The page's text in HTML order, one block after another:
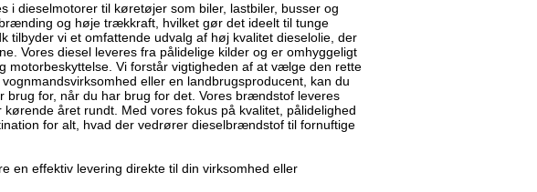
dieselmotorer til køretøjer som biler, lastbiler, busser og
og høje trækkraft, hvilket gør det ideelt til tunge
tilbyder vi et omfattende udvalg af høj kvalitet dieselolie, der
Vores diesel leveres fra pålidelige kilder og er omhyggeligt
Vi forstår vigtigheden af at vælge den rette
eller en landbrugsproducent, kan du
brug for, når du har brug for det. Vores brændstof leveres
året rundt. Med vores fokus på kvalitet, pålidelighed
for alt, hvad der vedrører dieselbrændstof til fornuftige
en effektiv levering direkte til din virksomhed eller